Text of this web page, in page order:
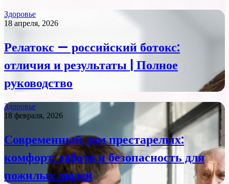
Здоровье
18 апреля, 2026
Релатокс — российский ботокс:
отличия и результаты | Полное
руководство
Здоровье
18 февраля, 2026
Современный дом престарелых:
комфорт, забота и безопасность для
пожилых людей